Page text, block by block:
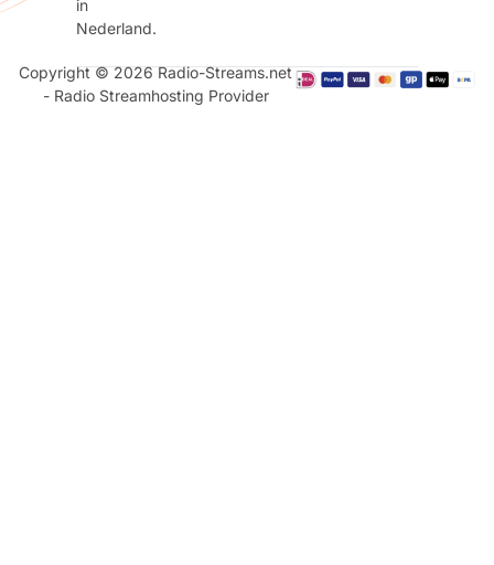
in
Nederland.
Copyright © 2026 Radio-Streams.net
- Radio Streamhosting Provider